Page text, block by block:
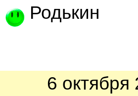
Родькин
6 октября